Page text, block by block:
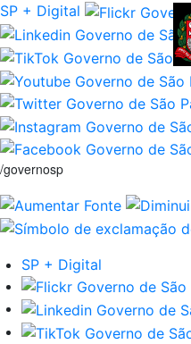
SP + Digital
/governosp
SP + Digital